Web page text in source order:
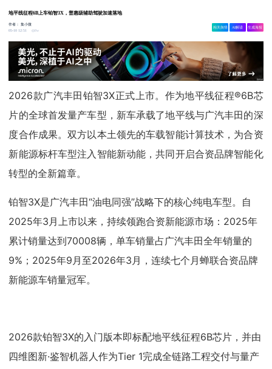
地平线征程6B上车铂智3X，普惠级辅助驾驶加速落地
作者：集小微
05-10 12:51
8w
相关舆情 AI解读 生成海报
2026款广汽丰田铂智3X正式上市。作为地平线征程®6B芯
片的全球首发量产车型，新车承载了地平线与广汽丰田的深
度合作成果。双方以本土领先的车载智能计算技术，为合资
新能源标杆车型注入智能新动能，共同开启合资品牌智能化
转型的全新篇章。
铂智3X是广汽丰田“油电同强”战略下的核心纯电车型。自
2025年3月上市以来，持续领跑合资新能源市场：2025年
累计销量达到70008辆，单车销量占广汽丰田全年销量的
9%；2025年9月至2026年3月，连续七个月蝉联合资品牌
新能源车销量冠军。
2026款铂智3X的入门版本即标配地平线征程6B芯片，并由
四维图新·鉴智机器人作为Tier 1完成全链路工程交付与量产